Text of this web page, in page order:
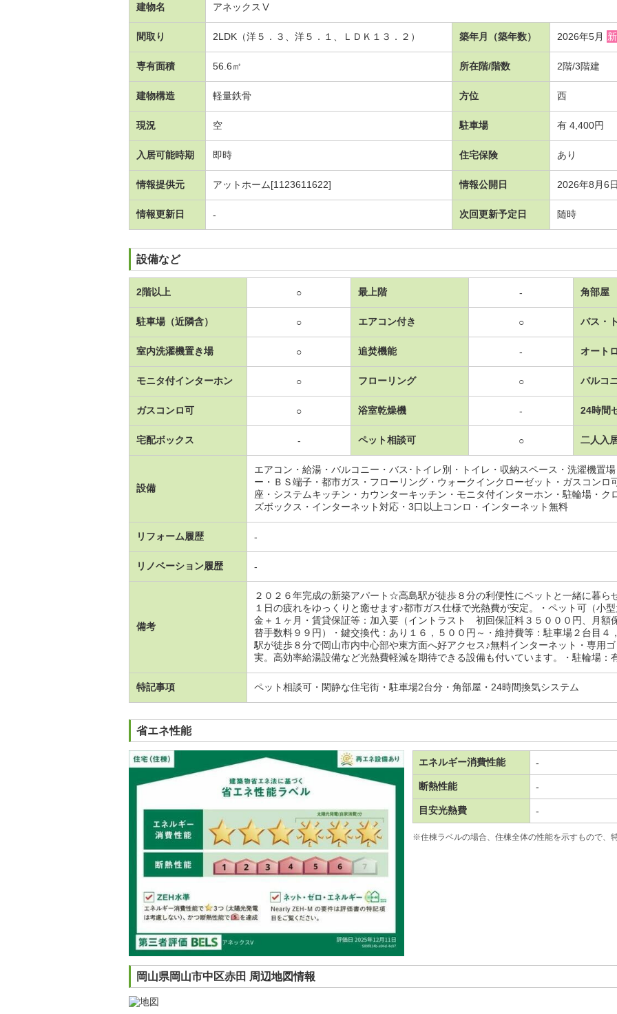
建物名 アネックスⅤ
間取り 2LDK（洋５．３、洋５．１、ＬＤＫ１３．２） 築年月（築年数） 2026年5月
専有面積 56.6㎡ 所在階/階数 2階/3階建
建物構造 軽量鉄骨 方位 西
現況 空 駐車場 有 4,400円
入居可能時期 即時 住宅保険 あり
情報提供元 アットホーム[1123611622] 情報公開日 2026年8月6
情報更新日 - 次回更新予定日 随時
設備など
2階以上 ○ 最上階 - 角部屋
駐車場（近隣含） ○ エアコン付き ○ バス・
室内洗濯機置き場 ○ 追焚機能 - オート
モニタ付インターホン ○ フローリング ○ バルコ
ガスコンロ可 ○ 浴室乾燥機 - 24時間
宅配ボックス - ペット相談可 ○ 二人入
設備
エアコン・給湯・バルコニー・バス･トイレ別・トイレ・収納スペース・洗濯機置
ー・ＢＳ端子・都市ガス・フローリング・ウォークインクローゼット・ガスコンロ
座・システムキッチン・カウンターキッチン・モニタ付インターホン・駐輪場・ク
ズボックス・インターネット対応・3口以上コンロ・インターネット無料
リフォーム履歴 -
リノベーション履歴 -
備考
２０２６年完成の新築アパート☆高島駅が徒歩８分の利便性にペットと一緒に暮ら
１日の疲れをゆっくりと癒せます♪都市ガス仕様で光熱費が安定。・ペット可（小
金＋１ヶ月・賃貸保証等：加入要（イントラスト 初回保証料３５０００円、月額
替手数料９９円）・鍵交換代：あり１６，５００円～・維持費等：駐車場２台目４
駅が徒歩８分で岡山市内中心部や東方面へ好アクセス♪無料インターネット・専用
実。高効率給湯設備など光熱費軽減を期待できる設備も付いています。・駐輪場
特記事項 ペット相談可・閑静な住宅街・駐車場2台分・角部屋・24時間換気システム
省エネ性能
エネルギー消費性能 -
断熱性能 -
目安光熱費 -
※住棟ラベルの場合、住棟全体の性能を示すもので、
岡山県岡山市中区赤田 周辺地図情報